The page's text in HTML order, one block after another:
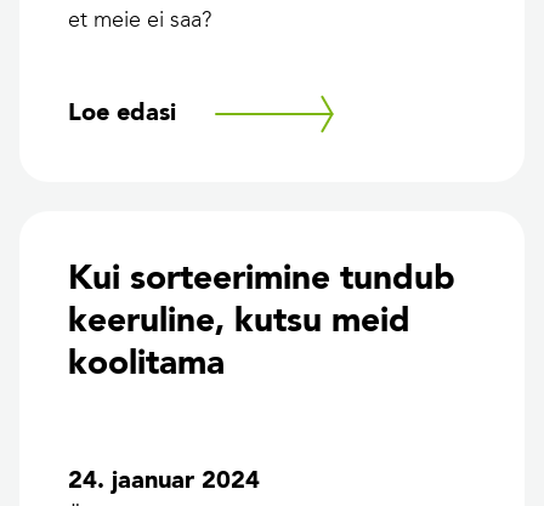
et meie ei saa?
Loe edasi
Kui sorteerimine tundub
keeruline, kutsu meid
koolitama
24. jaanuar 2024